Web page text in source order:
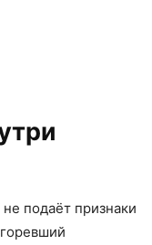
подаёт признаки